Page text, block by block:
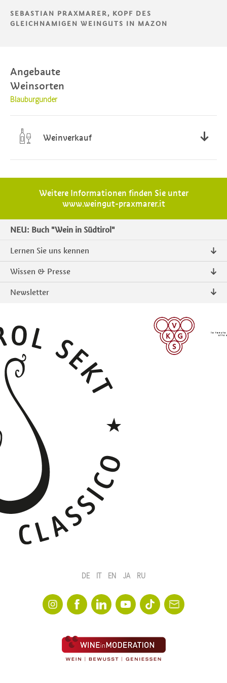
SEBASTIAN PRAXMARER, KOPF DES
GLEICHNAMIGEN WEINGUTS IN MAZON
Angebaute
Weinsorten
Blauburgunder
Weinverkauf
Weitere Informationen finden Sie unter
www.weingut-praxmarer.it
NEU: Buch "Wein in Südtirol"
Lernen Sie uns kennen
Über uns
Kontakt
Intranet
Wissen & Presse
Pressemitteilungen
Newsletter
DE IT EN JA RU